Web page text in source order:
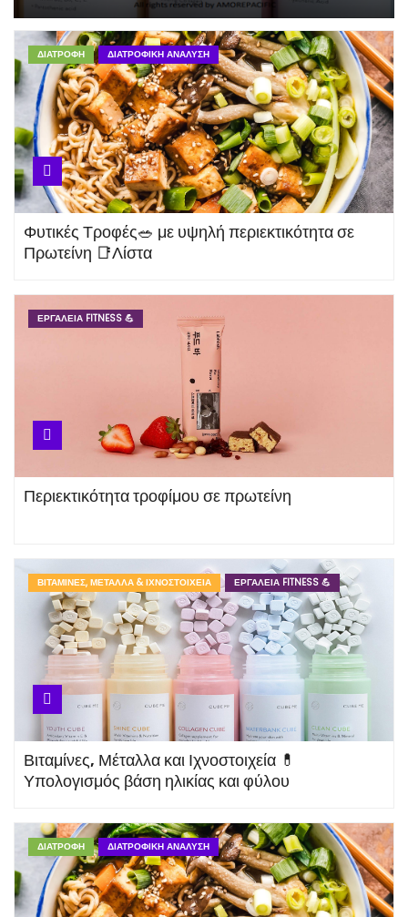
Τα αμινοξέα BCAAs 🧪 Λευκίνη,
Ισολευκίνη και Βαλίνη
Υπολογιστής Ημερήσιας
Πρόσληψης Αμινοξέων BCAA’s
Υπολογιστής Ημερήσιας
Πρόσληψης Πρωτείνης για
Μπανάνα 🍌 Η βασίλισσα 👑
των φρούτων
Βιταμίνη C 🍊 Ιδιότητες και
Βασικός 💫 Μεταβολικός
Ρυθμός και Θερμίδες
Συντήρησης Βάρους
Σίδηρος 🦪 Ιδιότητες, πηγές και
Ημερήσια Πρόσληψη
Αυγό 🥚 Διατροφική Αξία,
Αμινοξέα και Πρωτείνες που
Υπολογισμός 📋 Δείκτη Μάζας
Σώματος
ΔΙΑΤΡΟΦΉ ΔΙΑΤΡΟΦΙΚΉ ΑΝΆΛΥΣΗ
Φυτικές Τροφές🥗 με υψηλή περιεκτικότητα σε
Πρωτείνη 📑Λίστα
ΕΡΓΑΛΕΊΑ FITNESS 💪
Περιεκτικότητα τροφίμου σε πρωτείνη
ΒΙΤΑΜΊΝΕΣ, ΜΈΤΑΛΛΑ & ΙΧΝΟΣΤΟΙΧΕΊΑ ΕΡΓΑΛΕΊΑ FITNESS 💪
Βιταμίνες, Μέταλλα και Ιχνοστοιχεία 💊
Υπολογισμός βάση ηλικίας και φύλου
ΔΙΑΤΡΟΦΉ ΔΙΑΤΡΟΦΙΚΉ ΑΝΆΛΥΣΗ